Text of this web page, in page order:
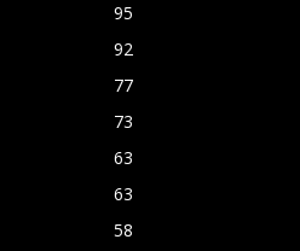
95
92
77
73
63
63
58